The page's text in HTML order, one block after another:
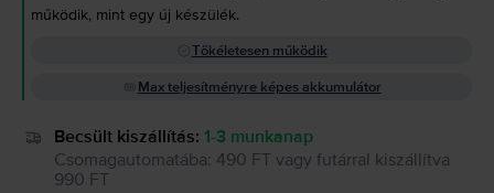
működik, mint egy új készülék.
Tökéletesen működik
Max teljesítményre képes akkumulátor
Becsült kiszállítás: 1-3 munkanap
Csomagautomatába: 490 FT vagy futárral kiszállítva
990 FT